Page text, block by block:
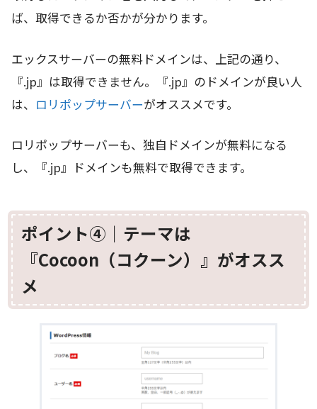
ば、取得できるか否かが分かります。
エックスサーバーの無料ドメインは、上記の通り、
『.jp』は取得できません。『.jp』のドメインが良い人
は、 ロリポップサーバーがオススメです。
ロリポップサーバーも、独自ドメインが無料になる
し、『.jp』ドメインも無料で取得できます。
ポイント④｜テーマは
『Cocoon（コクーン）』がオスス
メ